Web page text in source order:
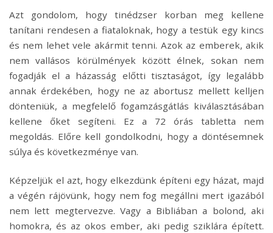
Azt gondolom, hogy tinédzser korban meg kellene
tanítani rendesen a fiataloknak, hogy a testük egy kincs
és nem lehet vele akármit tenni. Azok az emberek, akik
nem vallásos körülmények között élnek, sokan nem
fogadják el a házasság előtti tisztaságot, így legalább
annak érdekében, hogy ne az abortusz mellett kelljen
dönteniük, a megfelelő fogamzásgátlás kiválasztásában
kellene őket segíteni. Ez a 72 órás tabletta nem
megoldás. Előre kell gondolkodni, hogy a döntésemnek
súlya és következménye van.
Képzeljük el azt, hogy elkezdünk építeni egy házat, majd
a végén rájövünk, hogy nem fog megállni mert igazából
nem lett megtervezve. Vagy a Bibliában a bolond, aki
homokra, és az okos ember, aki pedig sziklára épített.